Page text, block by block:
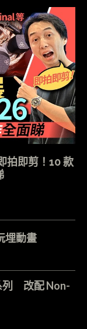
拍即剪！10 款
埋動畫
列 改配 Non-